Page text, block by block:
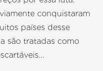
conquistaram
países desse
são tratadas como